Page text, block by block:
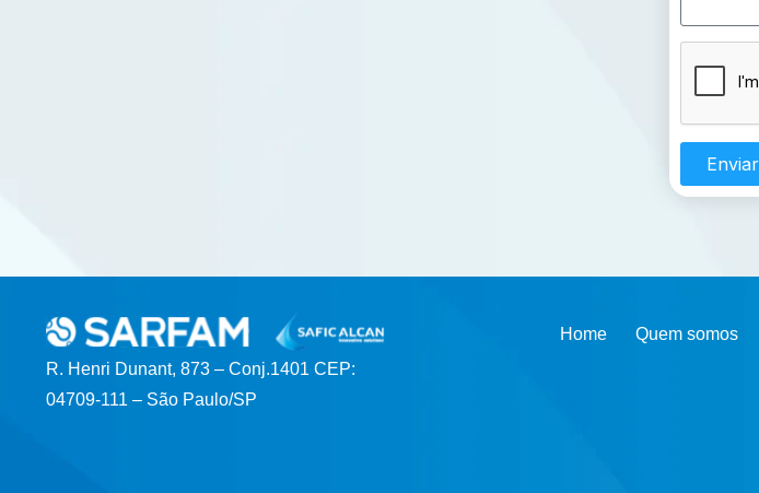
Enviar
R. Henri Dunant, 873 – Conj.1401 CEP:
04709-111 – São Paulo/SP
Home Quem somos